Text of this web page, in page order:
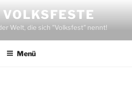
Welt, die sich "Volksfest" nennt!
Menü